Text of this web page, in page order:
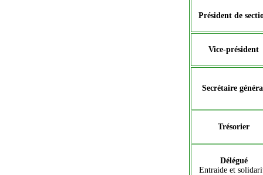
Président de
Vice-président
Secrétaire
Trésorier
Délégué
Entraide et